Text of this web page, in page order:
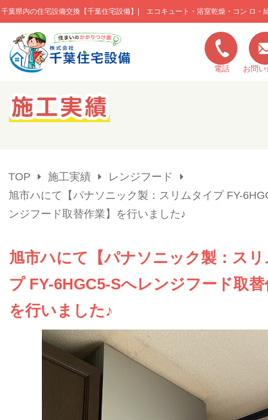
千葉県内の住宅設備交換【千葉住宅設備】| エコキュート・浴室乾燥・コン ロ・
このページの本文へ移動
電話 お問
キャンペーン一覧
会社概要
TOP 施工実績
レンジフード
旭市ハにて【パナソニック製：スリムタイプ FY-
ンジフード取替作業】を行いました♪
旭市ハにて【パナソニック製：ス
プ FY-6HGC5-Sへレンジフード取
を行いました♪